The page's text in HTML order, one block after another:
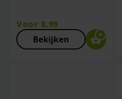
Voor 8.99
Bekijken